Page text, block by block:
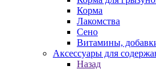
Корма
Лакомства
Сено
Витамины,
Аксессуары для
Назад